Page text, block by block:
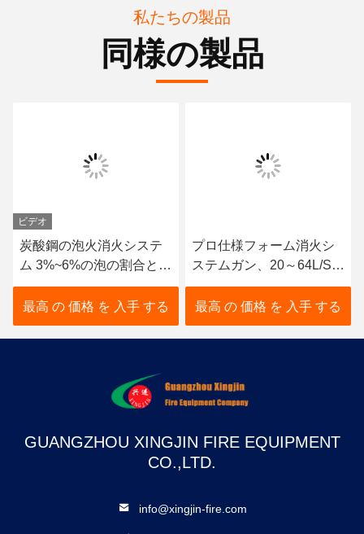
私たちの製品
同様の製品
ビデオ
炭酸鋼の泡火消火システ
ム 3%~6%の泡の割合と
500L~15000Lのタンク容
量
最高 の 価格 を 入手 する
プロ仕様フォーム消火シ
ステムガン、20～64L/Sの
ジェット流量、45～70m
の最大到達距離、ステン
レス鋼構造
最高 の 価格 を 入手 する
GUANGZHOU XINGJIN FIRE EQUIPMENT
CO.,LTD.
info@xingjin-fire.com